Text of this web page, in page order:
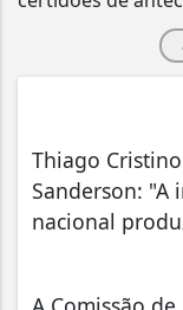
Thiago
Sanderson: "A
nacional